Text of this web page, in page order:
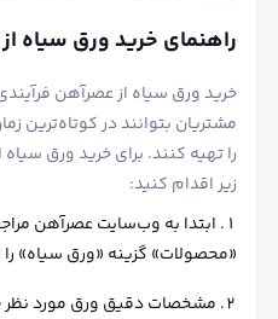
راهنمای خرید ورق سیاه
خرید ورق سیاه از عصرآهن
مشتریان بتوانند در کوتاه‌ترین
را تهیه کنند. برای خرید ورق
زیر اقدام کنید:
ابتدا به وب‌سایت عصرآهن
«محصولات» گزینه «ورق سیاه» را
مشخصات دقیق ورق مورد نظر